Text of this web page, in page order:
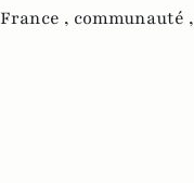
France , communauté ,